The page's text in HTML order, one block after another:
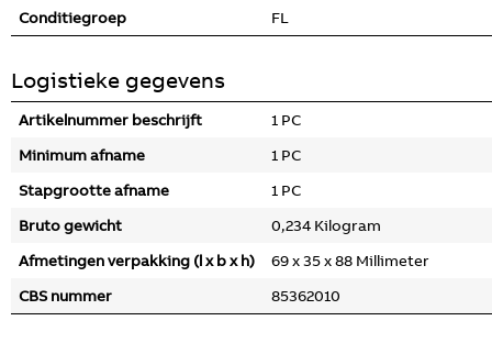
Conditiegroep
FL
Logistieke gegevens
Artikelnummer beschrijft
1 PC
Minimum afname
1 PC
Stapgrootte afname
1 PC
Bruto gewicht
0,234 Kilogram
Afmetingen verpakking (l x b x h)
69 x 35 x 88 Millimeter
CBS nummer
85362010